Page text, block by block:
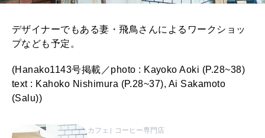
デザイナーでもある妻・飛鳥さんによるワークショッ
プなども予定。
(Hanako1143号掲載／photo : Kayoko Aoki (P.28~38)
text : Kahoko Nishimura (P.28~37), Ai Sakamoto
(Salu))
カフェ コーヒー専門店